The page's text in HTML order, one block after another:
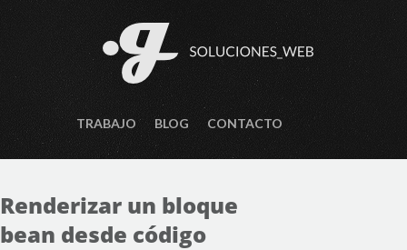
TRABAJO BLOG CONTACTO
Renderizar un bloque
bean desde código